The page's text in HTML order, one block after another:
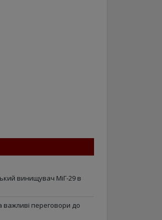
винищувач МіГ-29 в
переговори до